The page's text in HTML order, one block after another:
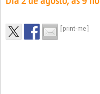
[print-me]